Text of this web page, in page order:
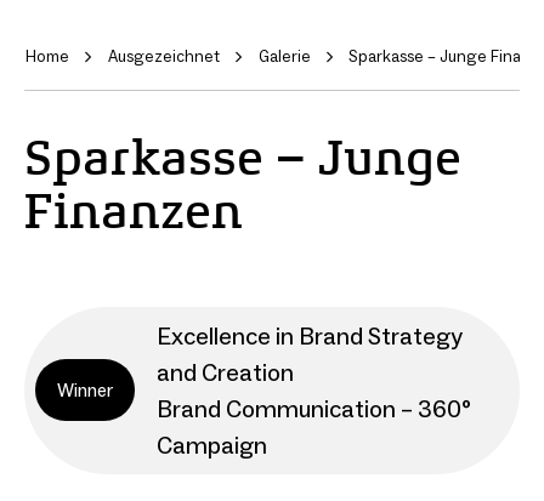
Home Ausgezeichnet Galerie Sparkasse – Junge
Sparkasse – Junge
Finanzen
Winner
Excellence in Brand Strategy
and Creation
Brand Communication – 360°
Campaign